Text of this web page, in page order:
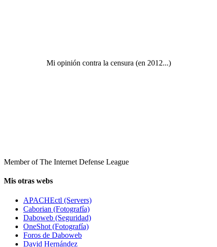
Mi opinión contra la censura (en 2012...)
Member of The Internet Defense League
Mis otras webs
APACHEctl (Servers)
Caborian (Fotografía)
Daboweb (Seguridad)
OneShot (Fotografía)
Foros de Daboweb
David Hernández